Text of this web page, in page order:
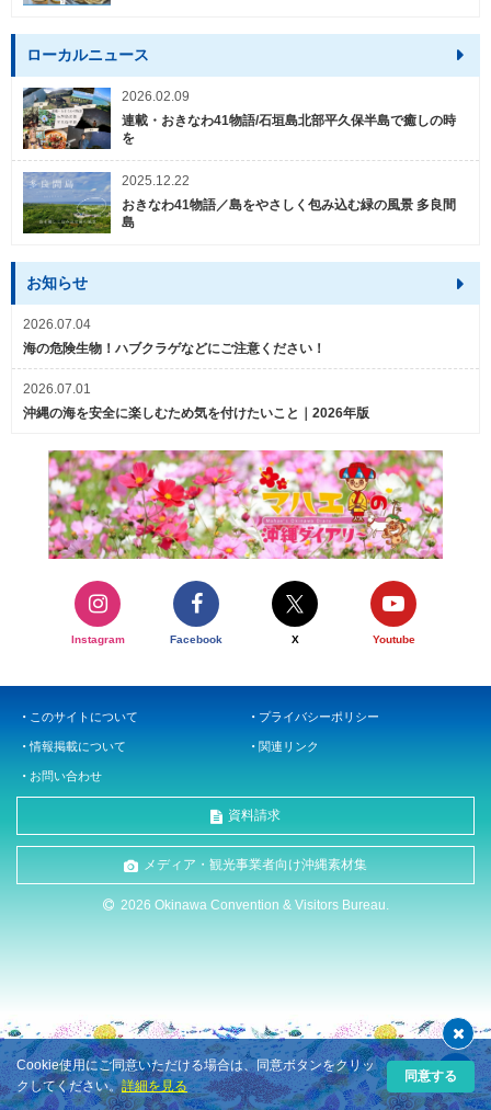
ローカルニュース
2026.02.09
連載・おきなわ41物語/石垣島北部平久保半島で癒しの時
を
2025.12.22
おきなわ41物語／島をやさしく包み込む緑の風景 多良間
島
お知らせ
2026.07.04
海の危険生物！ハブクラゲなどにご注意ください！
2026.07.01
沖縄の海を安全に楽しむため気を付けたいこと｜2026年版
Instagram Facebook X Youtube
このサイトについて プライバシーポリシー
情報掲載について 関連リンク
お問い合わせ
資料請求
メディア・観光事業者向け沖縄素材集
2026 Okinawa Convention & Visitors Bureau.
Cookie使用にご同意いただける場合は、同意ボタンをクリッ
クしてください。詳細を見る
同意する